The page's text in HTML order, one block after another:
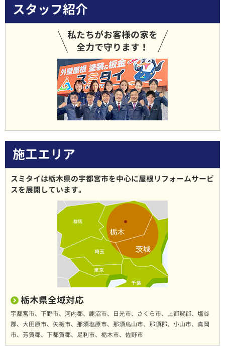
スタッフ紹介
私たちがお客様の家を
全力で守ります！
施工エリア
スミタイは栃木県の宇都宮市を中心に屋根リフォームサービ
スを展開しています。
栃木県全域対応
宇都宮市、下野市、河内郡、鹿沼市、日光市、さくら市、上都賀郡、塩谷
郡、大田原市、矢板市、那須塩原市、那須烏山市、那須郡、小山市、真岡
市、芳賀郡、下都賀郡、足利市、栃木市、佐野市